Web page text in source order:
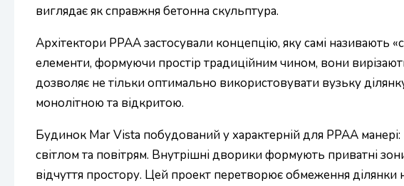
виглядає як справжня бетонна скульптура.
Архітектори PPAA застосували концепцію, яку самі називають
елементи, формуючи простір традиційним чином, вони
дозволяє не тільки оптимально використовувати вузьку
монолітною та відкритою.
Будинок Mar Vista побудований у характерній для PPAA манері:
світлом та повітрям. Внутрішні дворики формують приватні
відчуття простору. Цей проект перетворює обмеження